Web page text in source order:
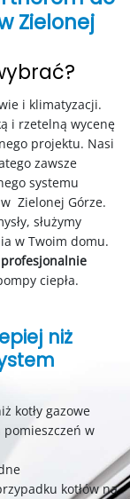
Zielonej
i klimatyzacji.
i rzetelną wycenę
projektu. Nasi
zawsze
systemu
Zielonej Górze.
służymy
w Twoim domu.
profesjonalnie
ciepła.
niż
kotły gazowe
pomieszczeń w
kotłów na